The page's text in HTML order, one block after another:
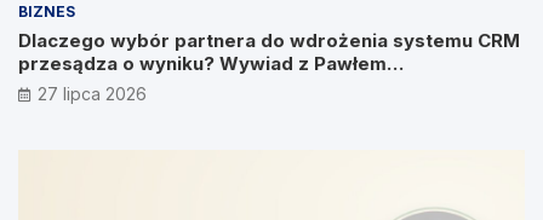
BIZNES
Dlaczego wybór partnera do wdrożenia systemu CRM
przesądza o wyniku? Wywiad z Pawłem
Prymakowskim, CEO IT Vision
27 lipca 2026